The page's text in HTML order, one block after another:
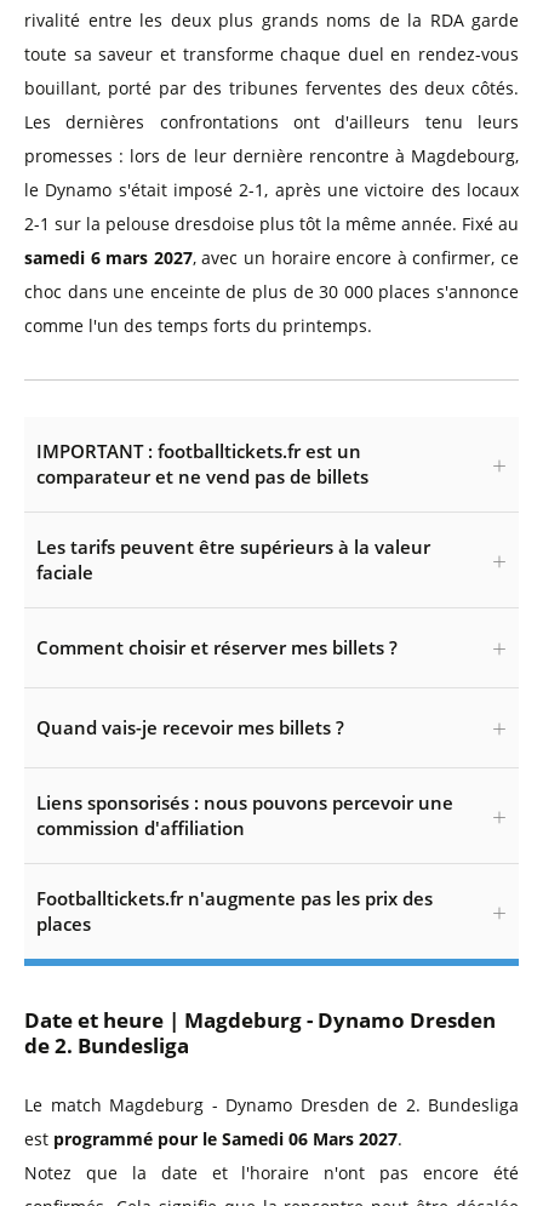
rivalité entre les deux plus grands noms de la RDA garde
toute sa saveur et transforme chaque duel en rendez-vous
bouillant, porté par des tribunes ferventes des deux côtés.
Les dernières confrontations ont d'ailleurs tenu leurs
promesses : lors de leur dernière rencontre à Magdebourg,
le Dynamo s'était imposé 2-1, après une victoire des locaux
2-1 sur la pelouse dresdoise plus tôt la même année. Fixé au
samedi 6 mars 2027, avec un horaire encore à confirmer, ce
choc dans une enceinte de plus de 30 000 places s'annonce
comme l'un des temps forts du printemps.
IMPORTANT : footballtickets.fr est un
comparateur et ne vend pas de billets
Les tarifs peuvent être supérieurs à la valeur
faciale
Comment choisir et réserver mes billets ?
Quand vais-je recevoir mes billets ?
Liens sponsorisés : nous pouvons percevoir une
commission d'affiliation
Footballtickets.fr n'augmente pas les prix des
places
Date et heure | Magdeburg - Dynamo Dresden
de 2. Bundesliga
Le match Magdeburg - Dynamo Dresden de 2. Bundesliga
est programmé pour le Samedi 06 Mars 2027.
Notez que la date et l'horaire n'ont pas encore été